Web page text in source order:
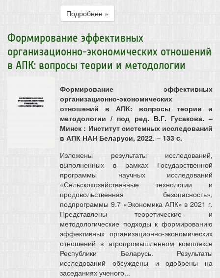
Подробнее »
Формирование эффективных
организационно-экономических отношений
в АПК: вопросы теории и методологии
Формирование эффективных
организационно-экономических
отношений в АПК: вопросы теории и
методологии / под ред. В.Г. Гусакова. –
Минск : Институт системных исследований
в АПК НАН Беларуси, 2022. – 133 c.
Изложены результаты исследований,
выполненных в рамках Государственной
программы научных исследований
«Сельскохозяйственные технологии и
продовольственная безопасность»,
подпрограммы 9.7 «Экономика АПК» в 2021 г.
Представлены теоретические и
методологические подходы к формированию
эффективных организационно-экономических
отношений в агропромышленном комплексе
Республики Беларусь. Результаты
исследований обсуждены и одобрены на
заседаниях ученого...